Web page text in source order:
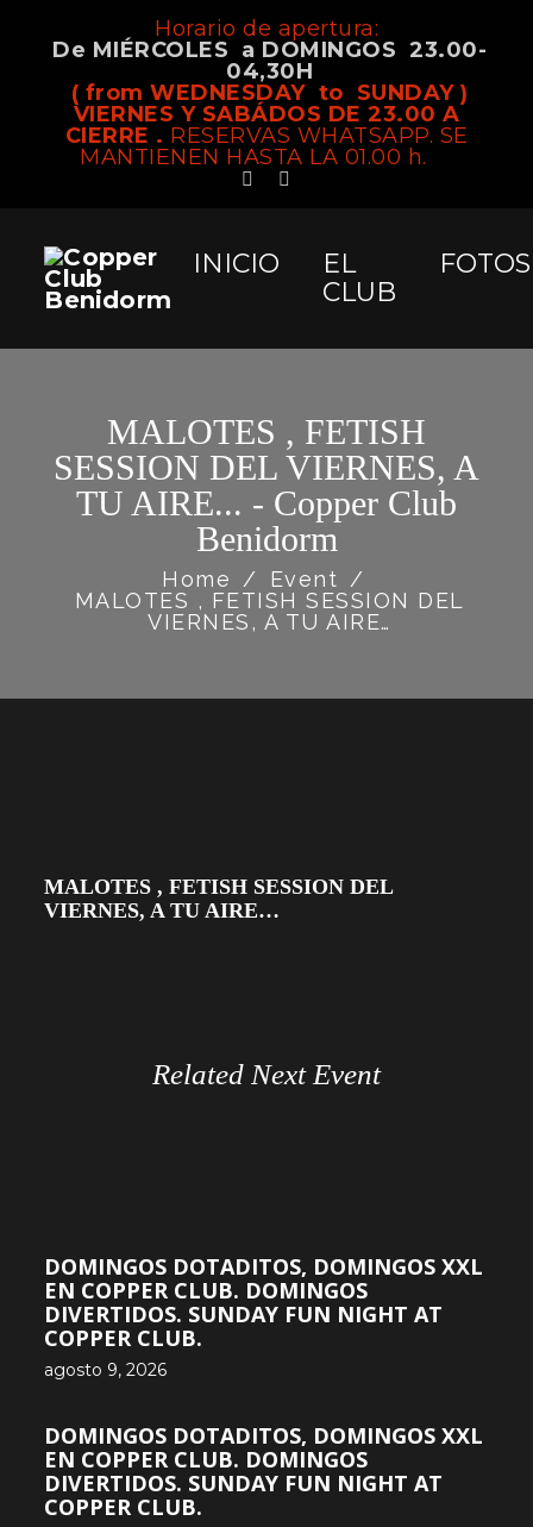
Horario de apertura:
De MIÉRCOLES a DOMINGOS 23.00-
04,30H
( from WEDNESDAY to SUNDAY )
VIERNES Y SABÁDOS DE 23.00 A
CIERRE . RESERVAS WHATSAPP. SE
MANTIENEN HASTA LA 01.00 h.
INICIO
EL
CLUB
FOTOS
MALOTES , FETISH
SESSION DEL VIERNES, A
TU AIRE... - Copper Club
Benidorm
Home / Event /
MALOTES , FETISH SESSION DEL
VIERNES, A TU AIRE…
MALOTES , FETISH SESSION DEL
VIERNES, A TU AIRE…
Related Next Event
DOMINGOS DOTADITOS, DOMINGOS XXL
EN COPPER CLUB. DOMINGOS
DIVERTIDOS. SUNDAY FUN NIGHT AT
COPPER CLUB.
agosto 9, 2026
DOMINGOS DOTADITOS, DOMINGOS XXL
EN COPPER CLUB. DOMINGOS
DIVERTIDOS. SUNDAY FUN NIGHT AT
COPPER CLUB.